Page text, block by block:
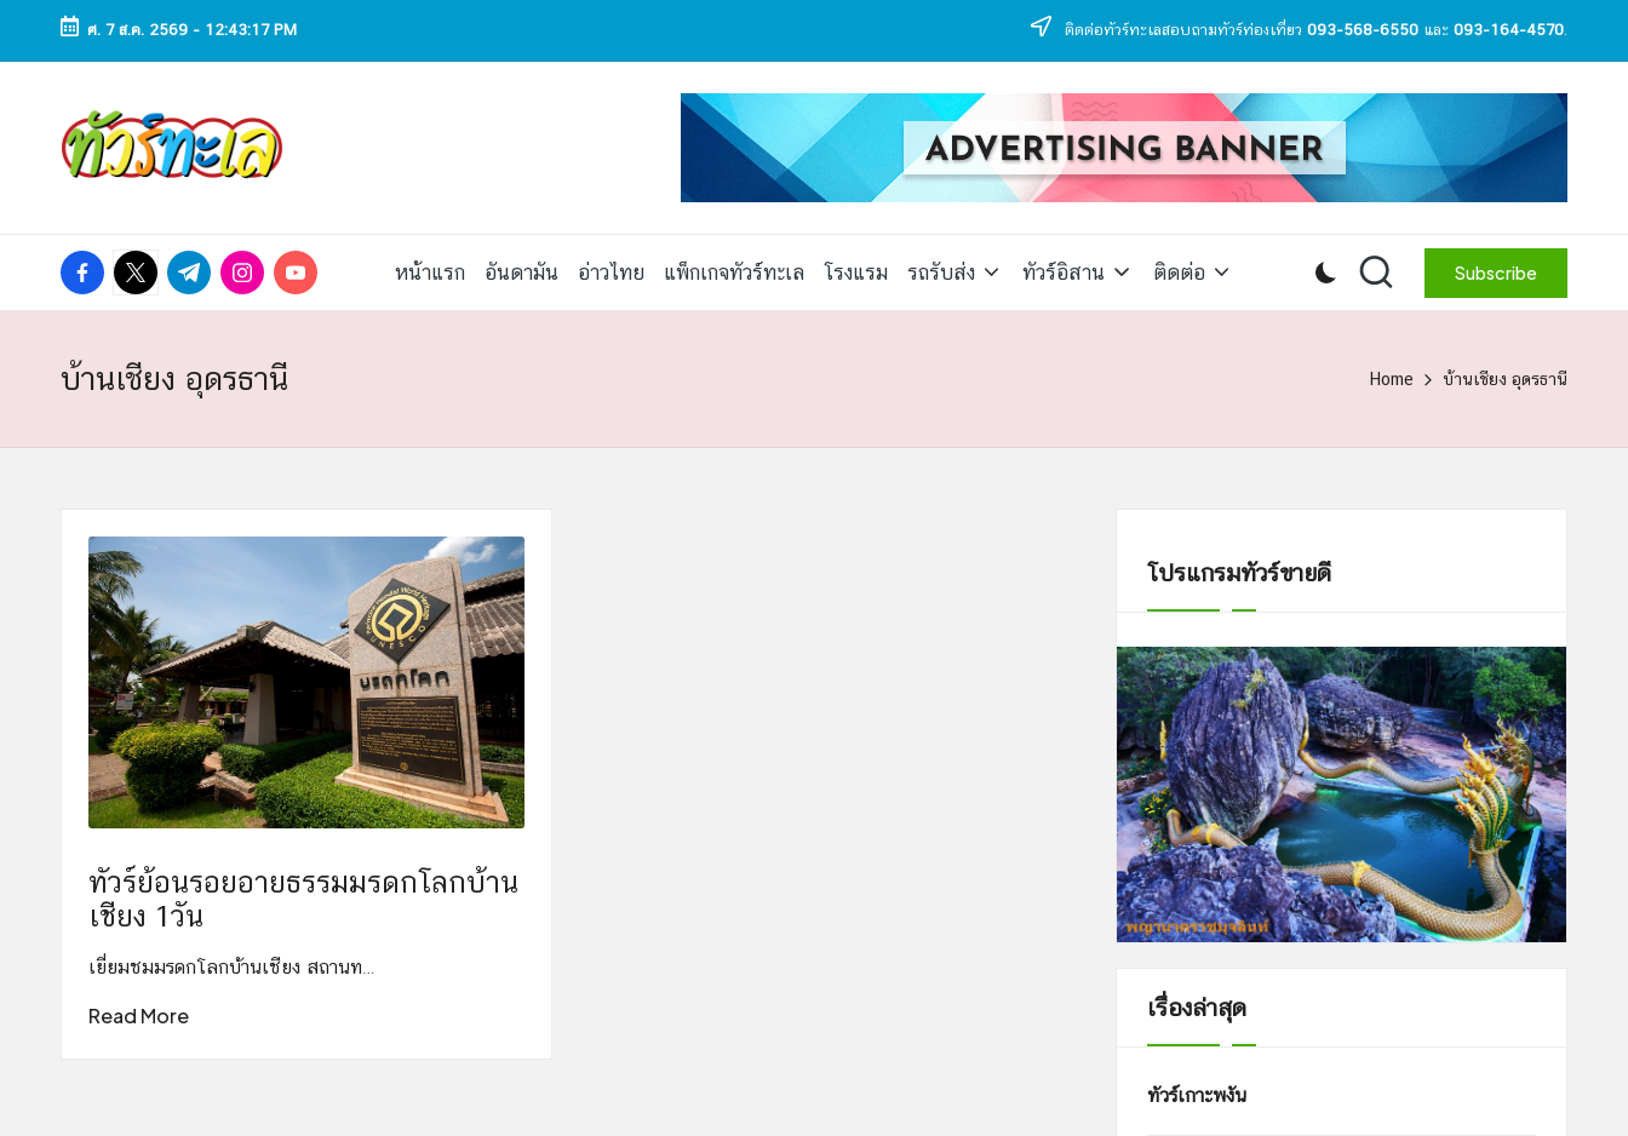
Skip
ศ. 7 ส.ค. 2569 - 12:43:18 PM ติดต่อทัวร์ทะเลสอบถามทัวร์ท่องเที่ยว 093-568-6550 และ 093-164-4570.
ทั
ว
ท
เ
ล
ทัวร์
ทะเล
ราคา
แพ็ก
เที่ยว
ทะเล
ทั่ว
facebook.com
twitter.com
t.me instagram.com
youtube.com หน้าแรก อันดามัน อ่าวไทย แพ็กเกจทัวร์ทะเล โรงแรม รถรับส่ง ทัวร์อิสาน ติดต่อ Subscribe
บ้านเชียง อุดรธานี Home บ้านเชียง อุดรธานี
ทัวร์ย้อนรอยอายธรรมมรดกโลกบ้าน
เชียง 1วัน
เยี่ยมชมมรดกโลกบ้านเชียง สถานท…
Read More
โปรแกรมทัวร์ขายดี
เรื่องล่าสุด
ทัวร์เกาะพงัน